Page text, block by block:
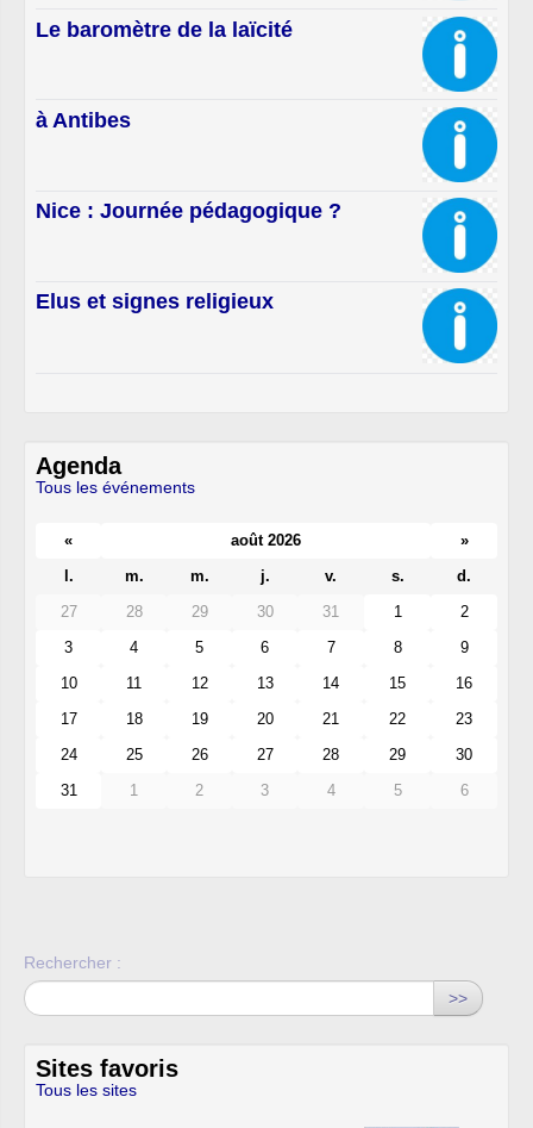
Le baromètre de la laïcité
à Antibes
Nice : Journée pédagogique ?
Elus et signes religieux
Agenda
Tous les événements
« août 2026
»
l.
m. m. j. v. s.
d.
27
28 29 30 31 1
2
3
4 5 6 7 8
9
10
11 12 13 14 15
16
17
18 19 20 21 22
23
24
25 26 27 28 29
30
31
1 2 3 4 5 6
Rechercher :
>>
Sites favoris
Tous les sites